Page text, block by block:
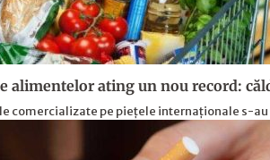
alimentelor ating un nou record:
comercializate pe piețele internaționale s-